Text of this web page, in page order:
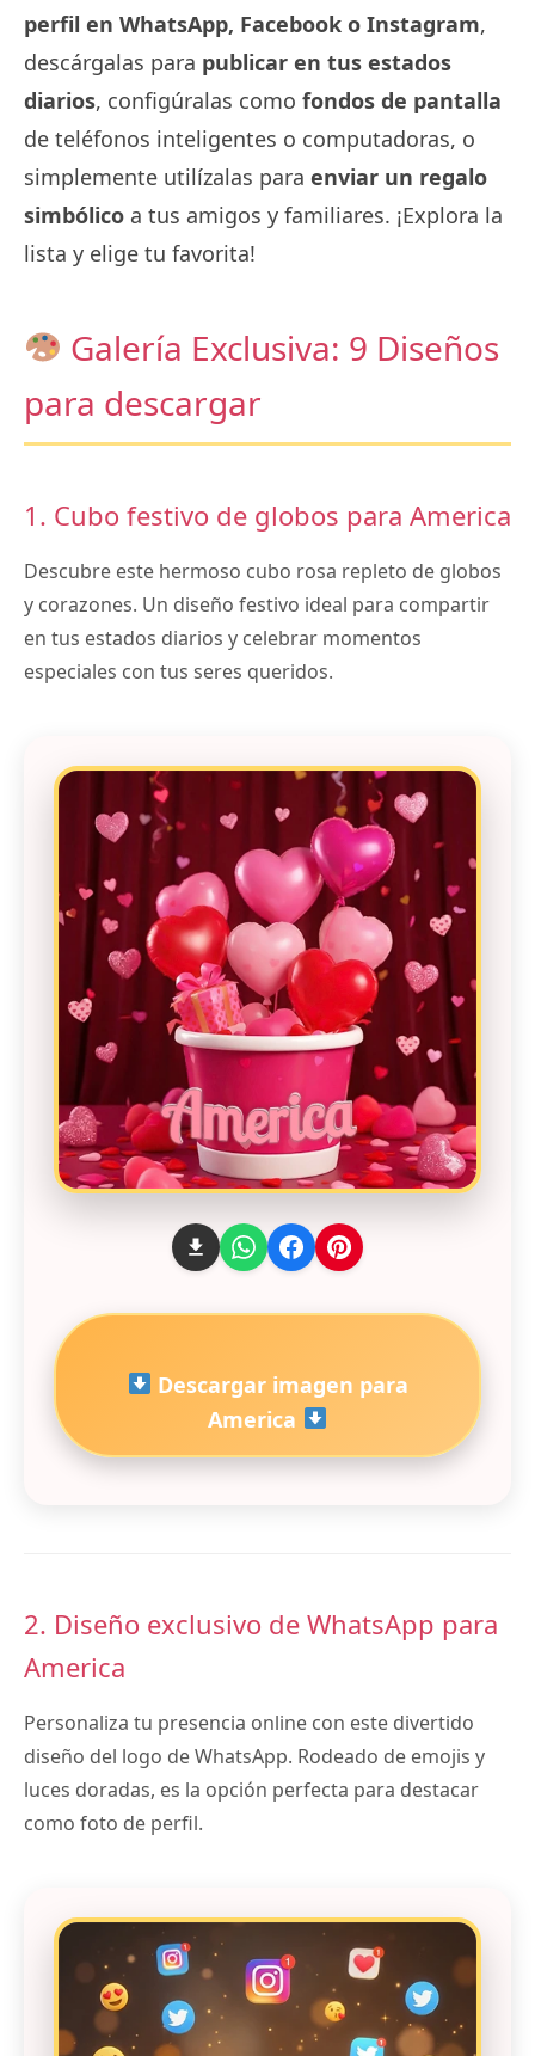
perfil en WhatsApp, Facebook o Instagram,
descárgalas para publicar en tus estados
diarios, configúralas como fondos de pantalla
de teléfonos inteligentes o computadoras, o
simplemente utilízalas para enviar un regalo
simbólico a tus amigos y familiares. ¡Explora la
lista y elige tu favorita!
Galería Exclusiva: 9 Diseños
para descargar
1. Cubo festivo de globos para America
Descubre este hermoso cubo rosa repleto de globos
y corazones. Un diseño festivo ideal para compartir
en tus estados diarios y celebrar momentos
especiales con tus seres queridos.
Descargar imagen para
America
2. Diseño exclusivo de WhatsApp para
America
Personaliza tu presencia online con este divertido
diseño del logo de WhatsApp. Rodeado de emojis y
luces doradas, es la opción perfecta para destacar
como foto de perfil.